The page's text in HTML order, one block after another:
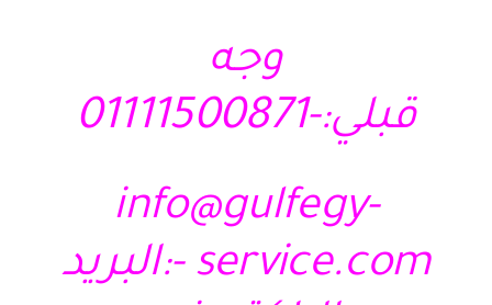
وجه
قبلي:-01111500871
info@gulfegy-
service.com -:البريد